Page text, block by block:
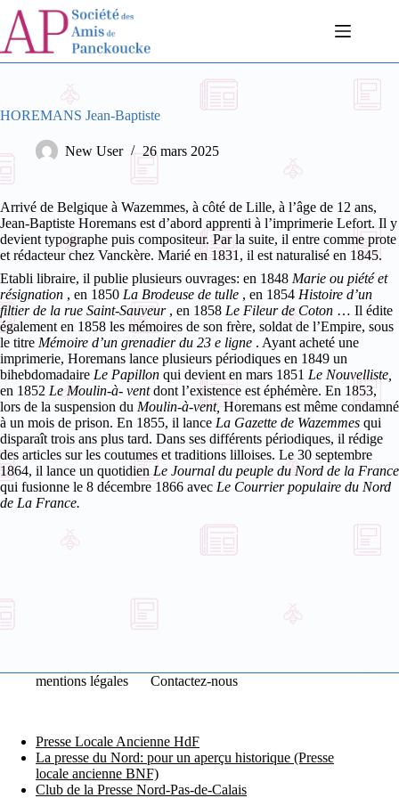
Passer
contenu
HOREMANS Jean-Baptiste
New User 26 mars 2025
Arrivé de Belgique à Wazemmes, à côté de Lille, à l’âge de 12 ans,
Jean-Baptiste Horemans est d’abord apprenti à l’imprimerie Lefort. Il y
devient typographe puis compositeur. Par la suite, il entre comme prote
et rédacteur chez Vanckère. Marié en 1831, il est naturalisé en 1845.
Etabli libraire, il publie plusieurs ouvrages: en 1848 Marie ou piété et
résignation , en 1850 La Brodeuse de tulle , en 1854 Histoire d’un
filtier de la rue Saint-Sauveur , en 1858 Le Fileur de Coton … Il édite
également en 1858 les mémoires de son frère, soldat de l’Empire, sous
le titre Mémoire d’un grenadier du 23 e ligne . Ayant acheté une
imprimerie, Horemans lance plusieurs périodiques en 1849 un
bihebdomadaire Le Papillon qui devient en mars 1851 Le Nouvelliste,
en 1852 Le Moulin-à- vent dont l’existence est éphémère. En 1853,
lors de la suspension du Moulin-à-vent, Horemans est même condamné
à un mois de prison. En 1855, il lance La Gazette de Wazemmes qui
disparaît trois ans plus tard. Dans ses différents périodiques, il rédige
des articles sur les coutumes et traditions lilloises. Le 30 septembre
1864, il lance un quotidien Le Journal du peuple du Nord de la France
qui fusionne le 8 décembre 1866 avec Le Courrier populaire du Nord
de La France.
mentions légales Contactez-nous
Presse Locale Ancienne HdF
La presse du Nord: pour un aperçu historique (Presse
locale ancienne BNF)
Club de la Presse Nord-Pas-de-Calais